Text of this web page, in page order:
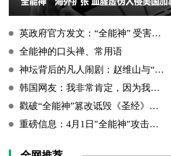
英政府官方发文：“全能神” 受害说辞不实，英国拒为邪教提供庇护
全能神的口头禅、常用语
神坛背后的凡人闹剧：赵维山与“女基督”杨向斌的隐秘家庭史
韩国网友：我非常肯定，因为我亲眼所见。
戳破“全能神”篡改诋毁《圣经》的荒谬本质
重磅信息：4月1日"全能神"攻击天主教